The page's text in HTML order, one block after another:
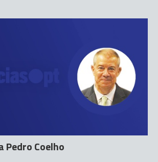
Pedro Coelho